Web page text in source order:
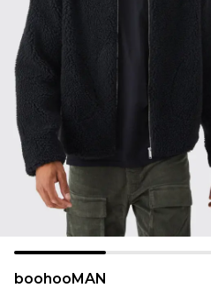
boohooMAN